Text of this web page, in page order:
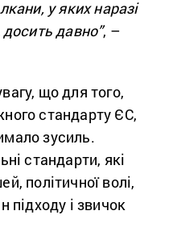
у яких наразі
давно”, –
що для того,
стандарту ЄС,
зусиль.
стандарти, які
політичної волі,
підходу і звичок